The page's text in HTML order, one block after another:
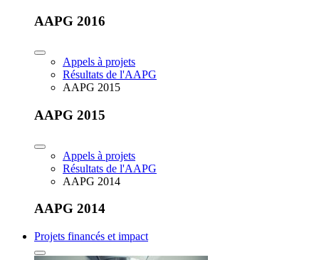
AAPG 2016
Appels à projets
Résultats de l'AAPG
AAPG 2015
AAPG 2015
Appels à projets
Résultats de l'AAPG
AAPG 2014
AAPG 2014
Projets financés et impact